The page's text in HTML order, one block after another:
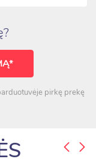
pirkę prekę